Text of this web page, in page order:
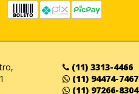
(11) 3313-4466
(11) 94474-7467
(11) 97266-8304